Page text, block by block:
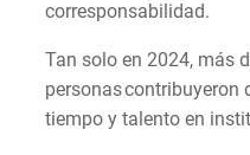
corresponsabilidad.
Tan solo en 2024, más
personas contribuyeron
tiempo y talento en